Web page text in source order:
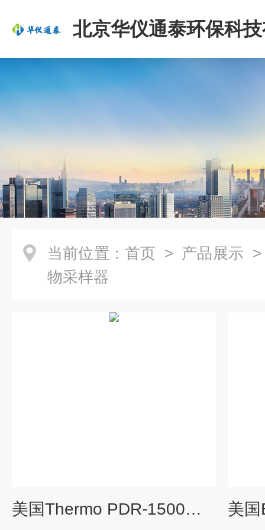
北京华仪通泰环保科
司
当前位置： 首页 > 产品展示
物采样器
美国Thermo PDR-1500个人颗粒物监测仪